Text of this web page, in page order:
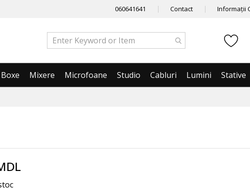
060641641 Contact Informații
Boxe Mixere Microfoane Studio Cabluri Lumini Stative